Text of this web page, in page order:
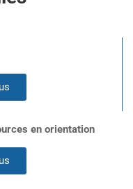
en orientation